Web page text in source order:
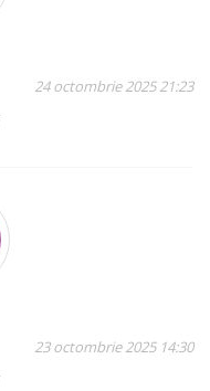
24 octombrie 2025 21:23
23 octombrie 2025 14:30